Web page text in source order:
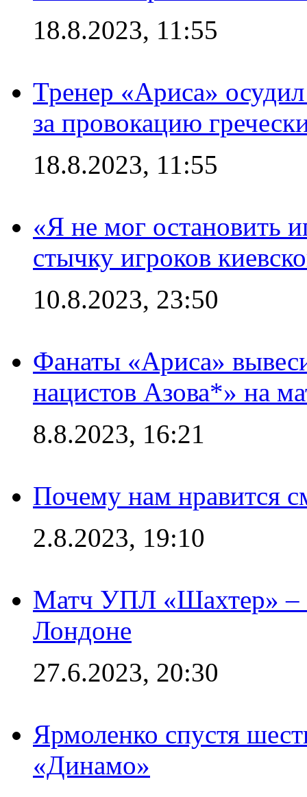
18.8.2023, 11:55
Тренер «Ариса»
за провокацию
18.8.2023, 11:55
«Я не мог остановить
стычку игроков
10.8.2023, 23:50
Фанаты «Ариса»
нацистов Азова*» на
8.8.2023, 16:21
Почему нам нравится
2.8.2023, 19:10
Матч УПЛ «Шахтер» –
Лондоне
27.6.2023, 20:30
Ярмоленко спустя
«Динамо»